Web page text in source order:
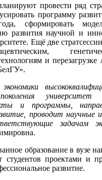
провести ряд
программу
сформировать
развития научной и
Ещё две
и перезагрузке
университет
и программы,
проводит научные
задачам
образование в вузе
студентов проектами и
развитие.